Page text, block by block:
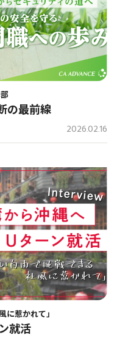
の最前線
2026.02.16
に惹かれて」
就活